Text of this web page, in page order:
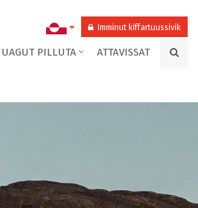
Imminut kiffartuussivik
UAGUT PILLUTA ATTAVISSAT